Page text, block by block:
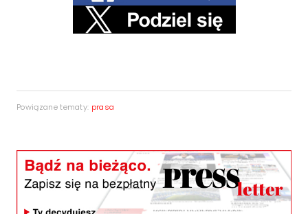
Powiązane tematy: prasa